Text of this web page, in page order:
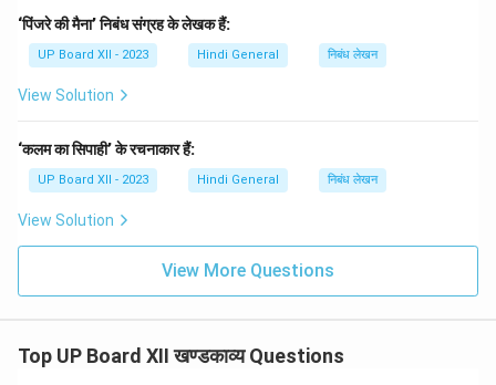
‘पिंजरे की मैना’ निबंध संग्रह के लेखक हैं:
UP Board XII - 2023 Hindi General निबंध लेखन
View Solution
‘कलम का सिपाही’ के रचनाकार हैं:
UP Board XII - 2023 Hindi General निबंध लेखन
View Solution
View More Questions
Top UP Board XII खण्डकाव्य Questions